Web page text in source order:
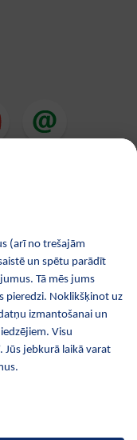
Kosmētika
noteikumi
Kontakti